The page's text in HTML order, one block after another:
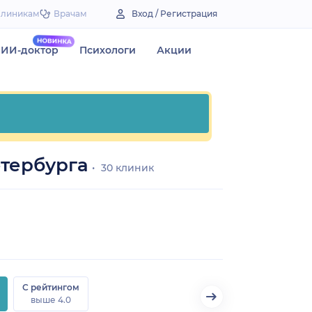
Врачам Вход / Регистрация
ИИ-доктор Психологи Акции
30 клиник
С рейтингом
выше 4.0